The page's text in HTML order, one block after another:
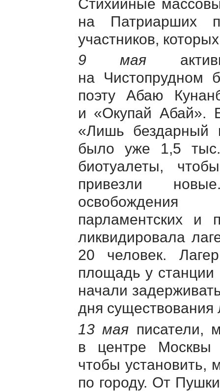
Стихийные
на Патриарших
участников,
9 мая
на Чистопрудном
поэту Абаю
и «Окупай Абай».
«Лишь бездарный
было уже 1,5 тыс.
биотуалеты,
привезли
освобождения
парламентских и
ликвидировала
20 человек.
площадь у
начали
дня существования
13 мая писатели,
в центре Москвы
чтобы установить,
по городу. От